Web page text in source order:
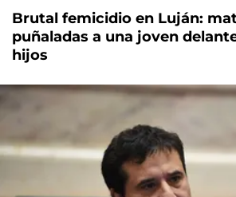
Brutal femicidio en Luján:
puñaladas a una joven
hijos